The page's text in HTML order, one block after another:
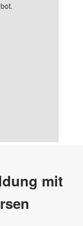
mit